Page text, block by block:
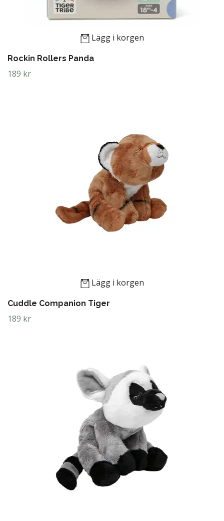
Lägg i korgen
Rockin Rollers Panda
189 kr
Lägg i korgen
Cuddle Companion Tiger
189 kr